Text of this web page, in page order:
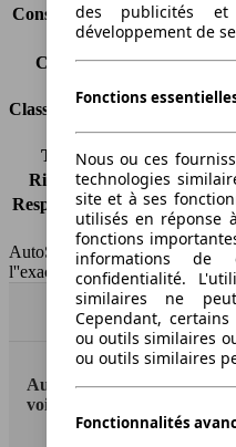
Consommation (combinée)* -
Classe d'émissions
Capacité du réservoir
Classes d'assurance
Tous risques
Risques partiels
-
Responsabilité civile
HSN/TSN
n.c./n.c.
AutoScout24 France SAS
l''exactitude des indications
AutoScout24: la plus
voitures en Europe
des publicités et
développement de
Fonctions
Nous ou ces
technologies
site et à ses
utilisés en réponse
fonctions
informations de
confidentialité.
similaires ne
Cependant,
ou outils similaires
ou outils similaires
Fonctionnalités